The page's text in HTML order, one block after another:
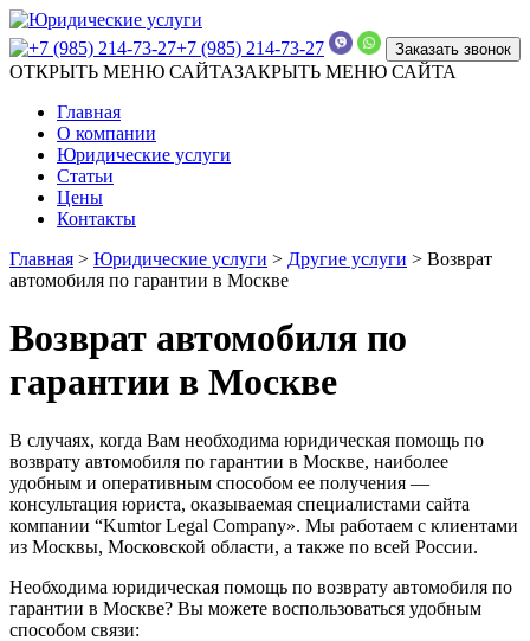
+7 (985) 214-73-27 Заказать звонок
ОТКРЫТЬ МЕНЮ САЙТАЗАКРЫТЬ МЕНЮ САЙТА
Главная
О компании
Юридические услуги
Статьи
Цены
Контакты
Главная > Юридические услуги > Другие услуги > Возврат
автомобиля по гарантии в Москве
Возврат автомобиля по
гарантии в Москве
В случаях, когда Вам необходима юридическая помощь по
возврату автомобиля по гарантии в Москве, наиболее
удобным и оперативным способом ее получения —
консультация юриста, оказываемая специалистами сайта
компании “Kumtor Legal Company». Мы работаем с клиентами
из Москвы, Московской области, а также по всей России.
Необходима юридическая помощь по возврату автомобиля по
гарантии в Москве? Вы можете воспользоваться удобным
способом связи: